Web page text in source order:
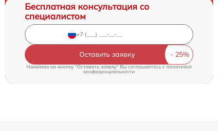
Бесплатная консультация со
специалистом
Оставить заявку
Нажимая на кнопку "Оставить заявку" Вы соглашаетесь cполитикой
конфиденциальности